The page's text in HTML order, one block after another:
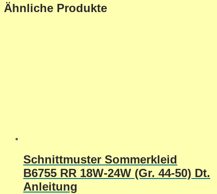
Ähnliche Produkte
Schnittmuster Sommerkleid
B6755 RR 18W-24W (Gr. 44-50) Dt.
Anleitung